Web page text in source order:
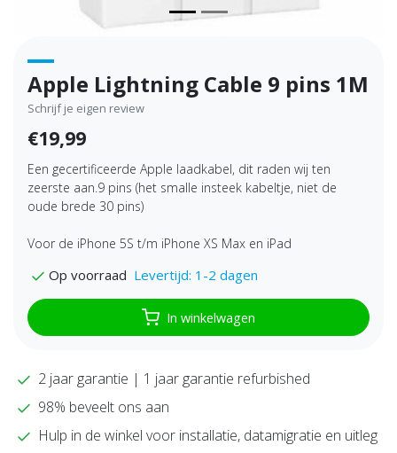
Apple Lightning Cable 9 pins 1M
Schrijf je eigen review
€19,99
Een gecertificeerde Apple laadkabel, dit raden wij ten
zeerste aan.9 pins (het smalle insteek kabeltje, niet de
oude brede 30 pins)
Voor de iPhone 5S t/m iPhone XS Max en iPad
Op voorraad Levertijd: 1-2 dagen
In winkelwagen
2 jaar garantie | 1 jaar garantie refurbished
98% beveelt ons aan
Hulp in de winkel voor installatie, datamigratie en uitleg